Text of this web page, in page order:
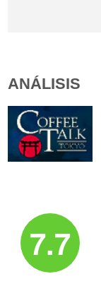
ANÁLISIS
7.7